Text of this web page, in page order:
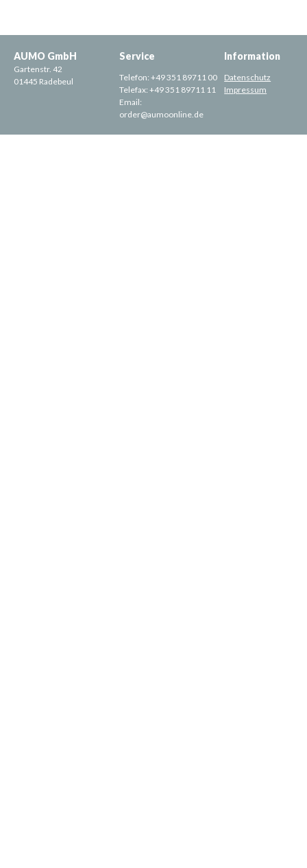
AUMO GmbH
Gartenstr. 42
01445 Radebeul
Service
Telefon: +49 351 89711 00
Telefax: +49 351 89711 11
Email:
order@aumoonline.de
Information
Datenschutz
Impressum